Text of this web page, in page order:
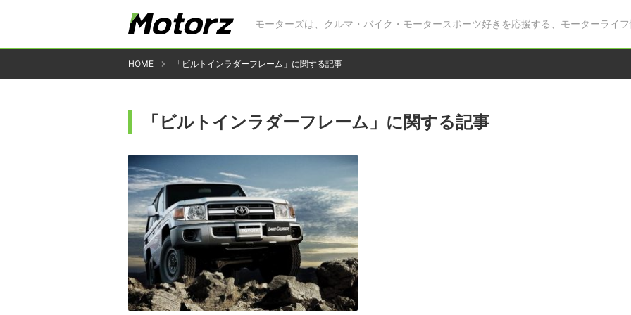
モーターズは、クルマ・バイク・モータースポーツ好きを応援する、モーターライフ
HOME 「ビルトインラダーフレーム」に関する記事
「ビルトインラダーフレーム」に関する記事